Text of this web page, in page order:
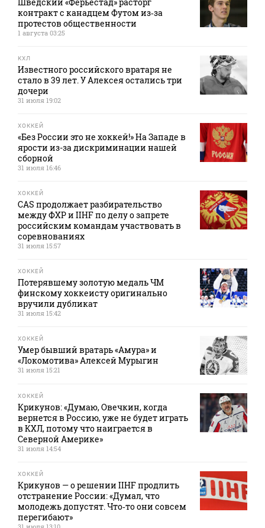
контракт с канадцем Футом из‑за
протестов общественности
1 августа 03:25
КХЛ
Известного российского вратаря не
стало в 39 лет. У Алексея остались три
дочери
31 июля 19:02
ХОККЕЙ
«Без России это не хоккей!» На Западе в
ярости из-за дискриминации нашей
сборной
31 июля 16:46
ХОККЕЙ
CAS продолжает разбирательство
между ФХР и IIHF по делу о запрете
российским командам участвовать в
соревнованиях
31 июля 15:57
ХОККЕЙ
Потерявшему золотую медаль ЧМ
финскому хоккеисту оригинально
вручили дубликат
31 июля 15:42
ХОККЕЙ
Умер бывший вратарь «Амура» и
«Локомотива» Алексей Мурыгин
31 июля 15:21
ХОККЕЙ
Крикунов: «Думаю, Овечкин, когда
вернется в Россию, уже не будет играть
в КХЛ, потому что наиграется в
Северной Америке»
31 июля 14:54
ХОККЕЙ
Крикунов — о решении IIHF продлить
отстранение России: «Думал, что
молодежь допустят. Что‑то они совсем
перегибают»